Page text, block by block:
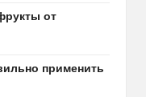
от
применить